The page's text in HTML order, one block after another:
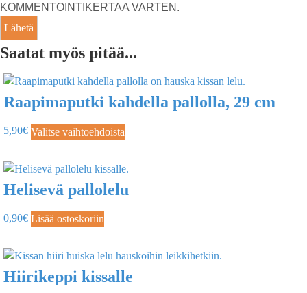
KOMMENTOINTIKERTAA VARTEN.
Saatat myös pitää...
Raapimaputki kahdella pallolla, 29 cm
5,90€ Valitse vaihtoehdoista
Helisevä pallolelu
0,90€ Lisää ostoskoriin
Hiirikeppi kissalle